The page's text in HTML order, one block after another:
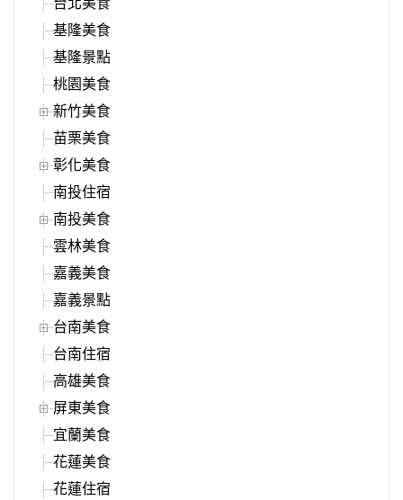
基隆美食
基隆景點
桃園美食
新竹美食
苗栗美食
彰化美食
南投住宿
南投美食
雲林美食
嘉義美食
嘉義景點
台南美食
台南住宿
高雄美食
屏東美食
宜蘭美食
花蓮美食
花蓮住宿